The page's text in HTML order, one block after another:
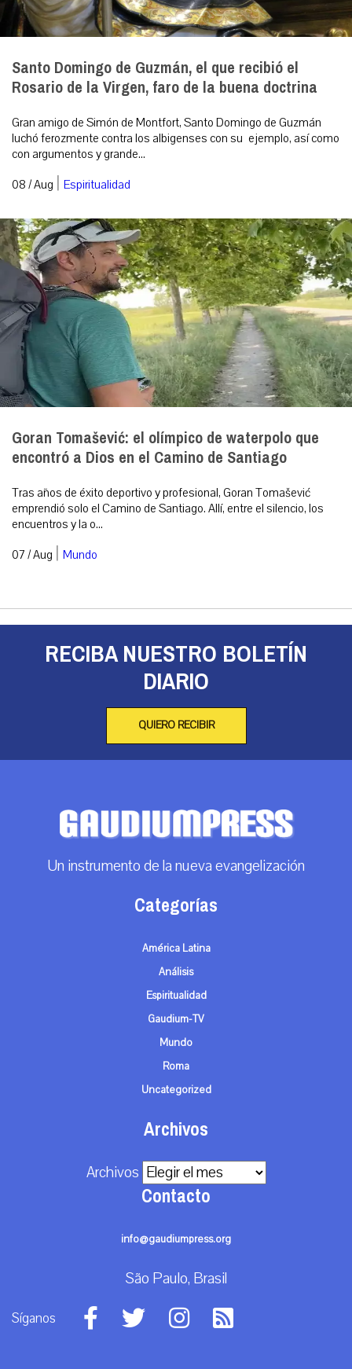
Santo Domingo de Guzmán, el que recibió el
Rosario de la Virgen, faro de la buena doctrina
Gran amigo de Simón de Montfort, Santo Domingo de Guzmán
luchó ferozmente contra los albigenses con su ejemplo, así como
con argumentos y grande...
08 / Aug | Espiritualidad
Goran Tomašević: el olímpico de waterpolo que
encontró a Dios en el Camino de Santiago
Tras años de éxito deportivo y profesional, Goran Tomašević
emprendió solo el Camino de Santiago. Allí, entre el silencio, los
encuentros y la o...
07 / Aug | Mundo
RECIBA NUESTRO BOLETÍN
DIARIO
QUIERO RECIBIR
Un instrumento de la nueva evangelización
Categorías
América Latina
Análisis
Espiritualidad
Gaudium-TV
Mundo
Roma
Uncategorized
Archivos
Archivos
Contacto
info@gaudiumpress.org
São Paulo, Brasil
Síganos